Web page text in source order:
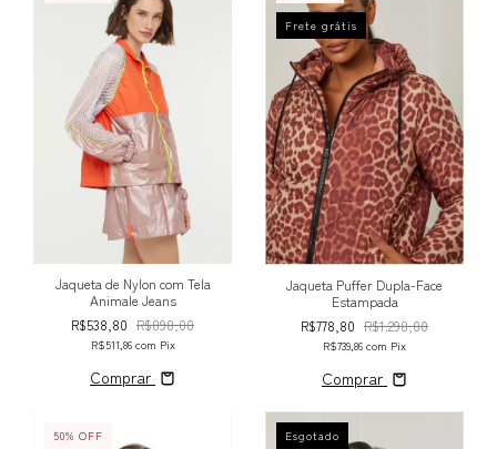
Jaqueta de Nylon com Tela
Animale Jeans
R$538,80 R$898,00
R$511,86 com Pix
Comprar
Frete grátis
Jaqueta Puffer Dupla-Face
Estampada
R$778,80 R$1.298,00
R$739,86 com Pix
Comprar
50% OFF Esgotado